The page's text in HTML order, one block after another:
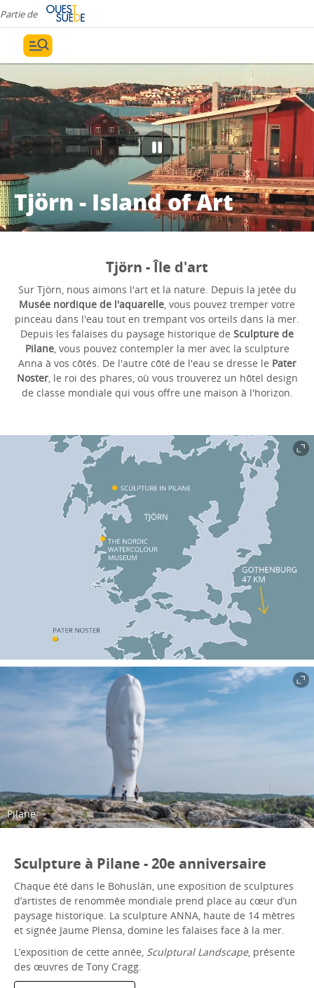
Partie de
Tjörn - Island of Art
Tjörn - Île d'art
Sur Tjörn, nous aimons l'art et la nature. Depuis la jetée du
Musée nordique de l'aquarelle, vous pouvez tremper votre
pinceau dans l'eau tout en trempant vos orteils dans la mer.
Depuis les falaises du paysage historique de Sculpture de
Pilane, vous pouvez contempler la mer avec la sculpture
Anna à vos côtés. De l'autre côté de l'eau se dresse le Pater
Noster, le roi des phares, où vous trouverez un hôtel design
de classe mondiale qui vous offre une maison à l'horizon.
Pilane
Sculpture à Pilane - 20e anniversaire
Chaque été dans le Bohuslän, une exposition de sculptures
d’artistes de renommée mondiale prend place au cœur d’un
paysage historique. La sculpture ANNA, haute de 14 mètres
et signée Jaume Plensa, domine les falaises face à la mer.
L’exposition de cette année, Sculptural Landscape, présente
des œuvres de Tony Cragg.